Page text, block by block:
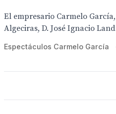
El empresario Carmelo
Algeciras, D. José Ignacio
Espectáculos Carmelo García